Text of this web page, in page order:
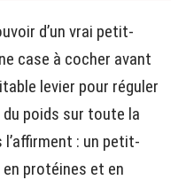
d’un vrai petit-
case à cocher avant
levier pour réguler
du poids sur toute la
: un petit-
protéines et en